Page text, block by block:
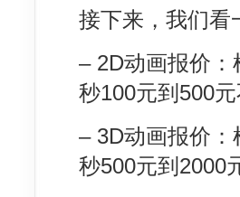
接下来，我们看
– 2D动画报价
秒100元到500
– 3D动画报价
秒500元到2000